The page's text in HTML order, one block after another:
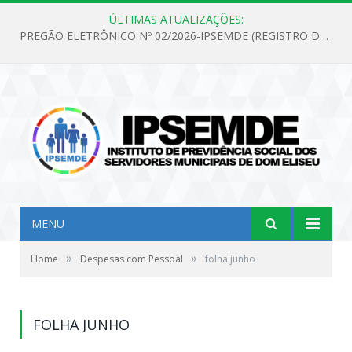
ÚLTIMAS ATUALIZAÇÕES:
PREGÃO ELETRÔNICO Nº 02/2026-IPSEMDE (REGISTRO DE PREÇOS PARA FUTURA E EVENTUAL AQUISIÇÃO DE MATERIAL DE LIMPEZA E GÊNEROS ALIMENTÍCIOS PARA ATENDER AS NECESSIDADES DO INSTITUTO DE PREVIDÊNCIA SOCIAL DOS SERVIDORES MUNICIPAIS DE DOM ELISEU.)
MENU
Home » Despesas com Pessoal » folha junho
FOLHA JUNHO